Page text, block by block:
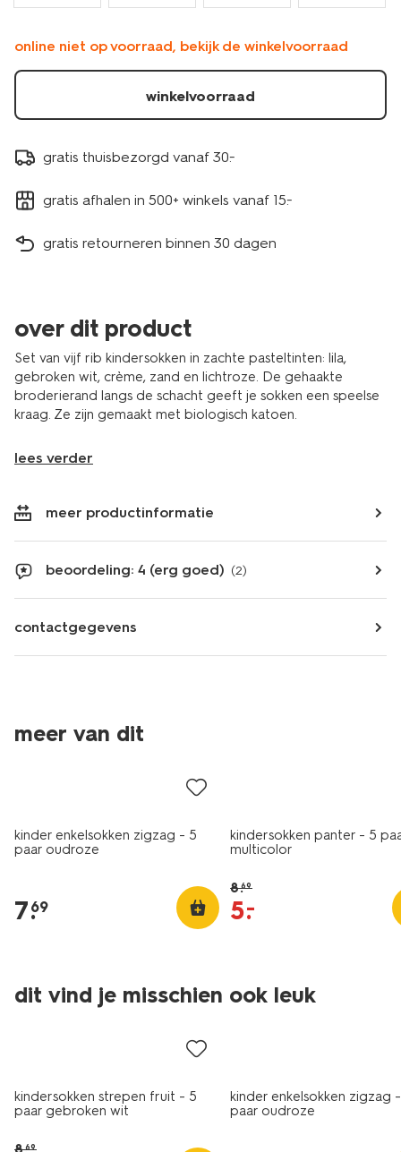
online niet op voorraad, bekijk de winkelvoorraad
winkelvoorraad
gratis thuisbezorgd vanaf 30.-
gratis afhalen in 500+ winkels vanaf 15.-
gratis retourneren binnen 30 dagen
over dit product
Set van vijf rib kindersokken in zachte pasteltinten: lila,
gebroken wit, crème, zand en lichtroze. De gehaakte
broderierand langs de schacht geeft je sokken een speelse
kraag. Ze zijn gemaakt met biologisch katoen.
lees verder
meer productinformatie
beoordeling: 4 (erg goed) (2)
contactgegevens
meer van dit
5 paar
kinder enkelsokken zigzag - 5
paar oudroze
7.
69
kindersokken panter - 5
multicolor
8.69
5.
–
dit vind je misschien ook leuk
sale
kindersokken strepen fruit - 5
paar gebroken wit
69
5 paar
kinder enkelsokken zigzag
paar oudroze